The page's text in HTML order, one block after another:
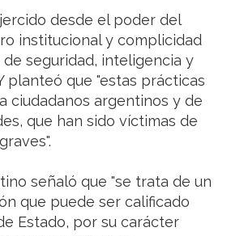
desde el poder del
institucional y complicidad
seguridad, inteligencia y
planteó que "estas prácticas
ciudadanos argentinos y de
que han sido víctimas de
señaló que "se trata de un
que puede ser calificado
Estado, por su carácter